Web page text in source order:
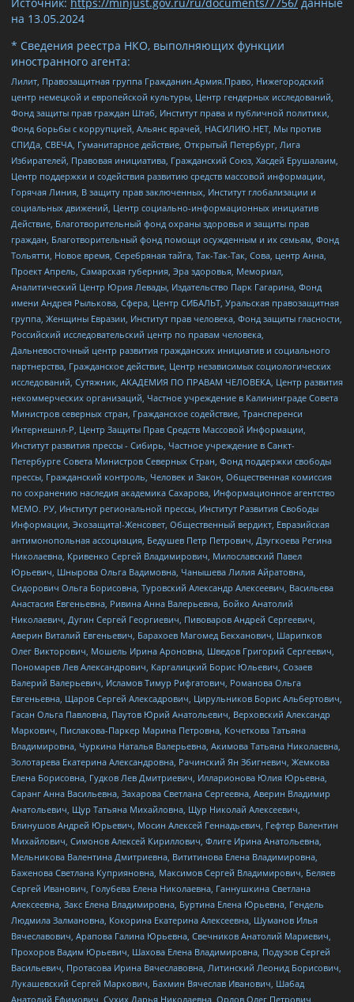
на 13.05.2024
* Сведения реестра НКО, выполняющих функции
иностранного агента:
Лилит, Правозащитная группа Гражданин.Армия.Право, Нижегородский
центр немецкой и европейской культуры, Центр гендерных исследований,
Фонд защиты прав граждан Штаб, Институт права и публичной политики,
Фонд борьбы с коррупцией, Альянс врачей, НАСИЛИЮ.НЕТ, Мы против
СПИДа, СВЕЧА, Гуманитарное действие, Открытый Петербург, Лига
Избирателей, Правовая инициатива, Гражданский Союз, Хасдей Ерушалаим,
Центр поддержки и содействия развитию средств массовой информации,
Горячая Линия, В защиту прав заключенных, Институт глобализации и
социальных движений, Центр социально-информационных инициатив
Действие, Благотворительный фонд охраны здоровья и защиты прав
граждан, Благотворительный фонд помощи осужденным и их семьям, Фонд
Тольятти, Новое время, Серебряная тайга, Так-Так-Так, Сова, центр Анна,
Проект Апрель, Самарская губерния, Эра здоровья, Мемориал,
Аналитический Центр Юрия Левады, Издательство Парк Гагарина, Фонд
имени Андрея Рылькова, Сфера, Центр СИБАЛЬТ, Уральская правозащитная
группа, Женщины Евразии, Институт прав человека, Фонд защиты гласности,
Российский исследовательский центр по правам человека,
Дальневосточный центр развития гражданских инициатив и социального
партнерства, Гражданское действие, Центр независимых социологических
исследований, Сутяжник, АКАДЕМИЯ ПО ПРАВАМ ЧЕЛОВЕКА, Центр развития
некоммерческих организаций, Частное учреждение в Калининграде Совета
Министров северных стран, Гражданское содействие, Трансперенси
Интернешнл-Р, Центр Защиты Прав Средств Массовой Информации,
Институт развития прессы - Сибирь, Частное учреждение в Санкт-
Петербурге Совета Министров Северных Стран, Фонд поддержки свободы
прессы, Гражданский контроль, Человек и Закон, Общественная комиссия
по сохранению наследия академика Сахарова, Информационное агентство
МЕМО. РУ, Институт региональной прессы, Институт Развития Свободы
Информации, Экозащита!-Женсовет, Общественный вердикт, Евразийская
антимонопольная ассоциация, Бедушев Петр Петрович, Дзугкоева Регина
Николаевна, Кривенко Сергей Владимирович, Милославский Павел
Юрьевич, Шнырова Ольга Вадимовна, Чанышева Лилия Айратовна,
Сидорович Ольга Борисовна, Туровский Александр Алексеевич, Васильева
Анастасия Евгеньевна, Ривина Анна Валерьевна, Бойко Анатолий
Николаевич, Дугин Сергей Георгиевич, Пивоваров Андрей Сергеевич,
Аверин Виталий Евгеньевич, Барахоев Магомед Бекханович, Шарипков
Олег Викторович, Мошель Ирина Ароновна, Шведов Григорий Сергеевич,
Пономарев Лев Александрович, Каргалицкий Борис Юльевич, Созаев
Валерий Валерьевич, Исламов Тимур Рифгатович, Романова Ольга
Евгеньевна, Щаров Сергей Алексадрович, Цирульников Борис Альбертович,
Гасан Ольга Павловна, Паутов Юрий Анатольевич, Верховский Александр
Маркович, Пислакова-Паркер Марина Петровна, Кочеткова Татьяна
Владимировна, Чуркина Наталья Валерьевна, Акимова Татьяна Николаевна,
Золотарева Екатерина Александровна, Рачинский Ян Збигневич, Жемкова
Елена Борисовна, Гудков Лев Дмитриевич, Илларионова Юлия Юрьевна,
Саранг Анна Васильевна, Захарова Светлана Сергеевна, Аверин Владимир
Анатольевич, Щур Татьяна Михайловна, Щур Николай Алексеевич,
Блинушов Андрей Юрьевич, Мосин Алексей Геннадьевич, Гефтер Валентин
Михайлович, Симонов Алексей Кириллович, Флиге Ирина Анатольевна,
Мельникова Валентина Дмитриевна, Вититинова Елена Владимировна,
Баженова Светлана Куприяновна, Максимов Сергей Владимирович, Беляев
Сергей Иванович, Голубева Елена Николаевна, Ганнушкина Светлана
Алексеевна, Закс Елена Владимировна, Буртина Елена Юрьевна, Гендель
Людмила Залмановна, Кокорина Екатерина Алексеевна, Шуманов Илья
Вячеславович, Арапова Галина Юрьевна, Свечников Анатолий Мариевич,
Прохоров Вадим Юрьевич, Шахова Елена Владимировна, Подузов Сергей
Васильевич, Протасова Ирина Вячеславовна, Литинский Леонид Борисович,
Лукашевский Сергей Маркович, Бахмин Вячеслав Иванович, Шабад
Анатолий Ефимович, Сухих Дарья Николаевна, Орлов Олег Петрович,